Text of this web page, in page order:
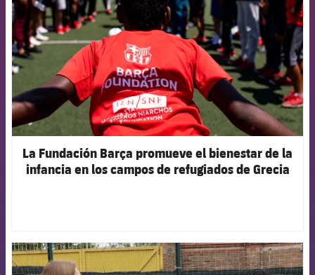
La Fundación Barça promueve el bienestar de la
infancia en los campos de refugiados de Grecia
FCB Barcelona badge